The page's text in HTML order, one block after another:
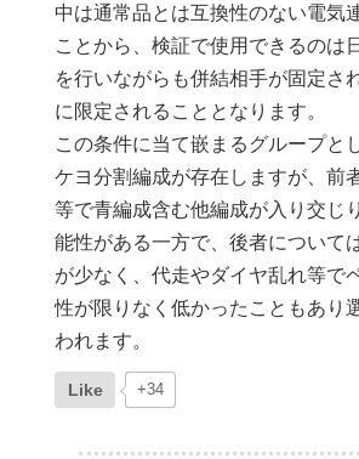
中は通常品とは互換性のない電気
ことから、検証で使用できるのは
を行いながらも併結相手が固定さ
に限定されることとなります。
この条件に当て嵌まるグループと
ケヨ分割編成が存在しますが、前
等で青編成含む他編成が入り交じ
能性がある一方で、後者について
が少なく、代走やダイヤ乱れ等で
性が限りなく低かったこともあり
われます。
Like +34